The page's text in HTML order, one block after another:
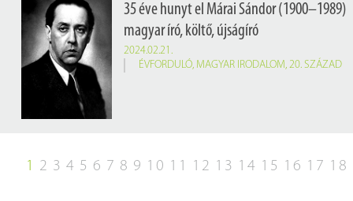
35 éve hunyt el Márai Sándor (1900–1989)
magyar író, költő, újságíró
2024.02.21.
ÉVFORDULÓ, MAGYAR IRODALOM, 20. SZÁZAD
1 2 3 4 5 6 7 8 9 10 11 12 13 14 15 16 17 18